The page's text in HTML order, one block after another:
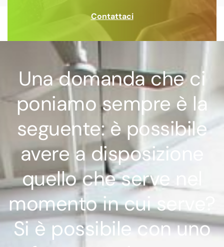
Contattaci
Una domanda che ci
poniamo sempre è la
seguente: è possibile
avere a disposizione
quello che serve nel
momento in cui serve?
Si è possibile con uno